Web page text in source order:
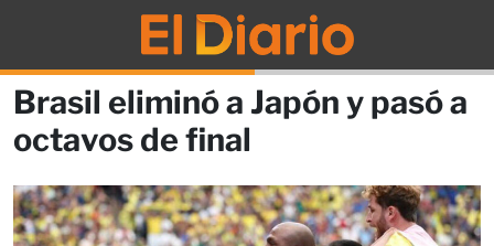
Brasil eliminó a Japón y pasó a
octavos de final